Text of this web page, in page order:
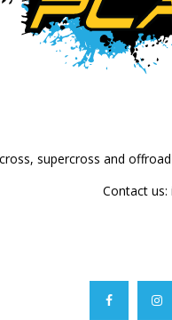
supercross and
Contact us: